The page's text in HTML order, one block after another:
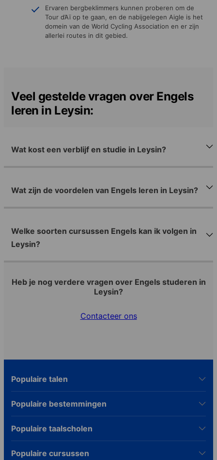
Ervaren bergbeklimmers kunnen proberen om de
Tour d’Aï op te gaan, en de nabijgelegen Aigle is het
domein van de World Cycling Association en er zijn
allerlei routes in dit gebied.
Veel gestelde vragen over Engels
leren in Leysin:
Wat kost een verblijf en studie in Leysin?
Wat zijn de voordelen van Engels leren in Leysin?
Welke soorten cursussen Engels kan ik volgen in
Leysin?
Heb je nog verdere vragen over Engels studeren in
Leysin?
Contacteer ons
Populaire talen
Populaire bestemmingen
Populaire taalscholen
Populaire cursussen